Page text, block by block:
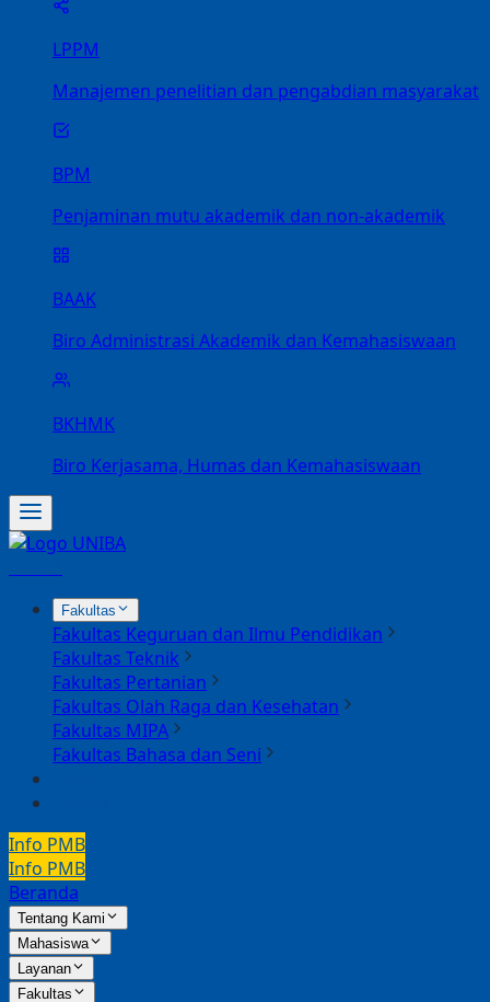
LPPM
Manajemen penelitian dan pengabdian masyarakat
BPM
Penjaminan mutu akademik dan non-akademik
BAAK
Biro Administrasi Akademik dan Kemahasiswaan
BKHMK
Biro Kerjasama, Humas dan Kemahasiswaan
Fakultas
Fakultas Keguruan dan Ilmu Pendidikan
Fakultas Teknik
Fakultas Pertanian
Fakultas Olah Raga dan Kesehatan
Fakultas MIPA
Fakultas Bahasa dan Seni
Info PMB
Info PMB
Beranda
Tentang Kami
Mahasiswa
Layanan
Fakultas